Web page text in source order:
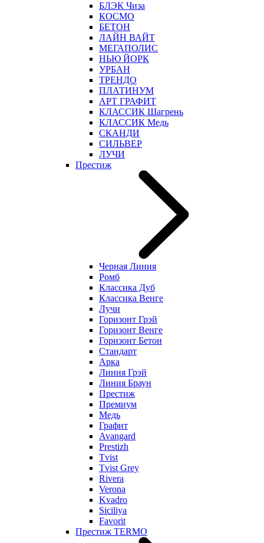
БЛЭК Чиза
КОСМО
БЕТОН
ЛАЙН ВАЙТ
МЕГАПОЛИС
НЬЮ ЙОРК
УРБАН
ТРЕНДО
ПЛАТИНУМ
АРТ ГРАФИТ
КЛАССИК Шагрень
КЛАССИК Медь
СКАНДИ
СИЛЬВЕР
ЛУЧИ
Престиж
Черная Линия
Ромб
Классика Дуб
Классика Венге
Лучи
Горизонт Грэй
Горизонт Венге
Горизонт Бетон
Стандарт
Арка
Линия Грэй
Линия Браун
Престиж
Премиум
Медь
Графит
Avangard
Prestizh
Tvist
Tvist Grey
Rivera
Verona
Kvadro
Siciliya
Favorit
Престиж TERMO